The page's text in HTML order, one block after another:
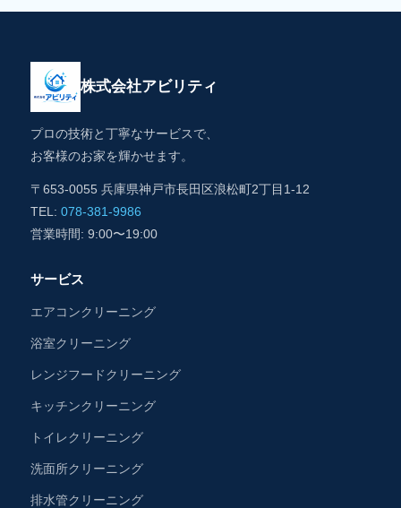
株式会社アビリティ
プロの技術と丁寧なサービスで、
お客様のお家を輝かせます。
〒653-0055 兵庫県神戸市長田区浪松町2丁目1-12
TEL: 078-381-9986
営業時間: 9:00〜19:00
サービス
エアコンクリーニング
浴室クリーニング
レンジフードクリーニング
キッチンクリーニング
トイレクリーニング
洗面所クリーニング
排水管クリーニング